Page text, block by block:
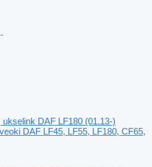
ukselink DAF LF180 (01.13-)
DAF LF45, LF55, LF180, CF65,